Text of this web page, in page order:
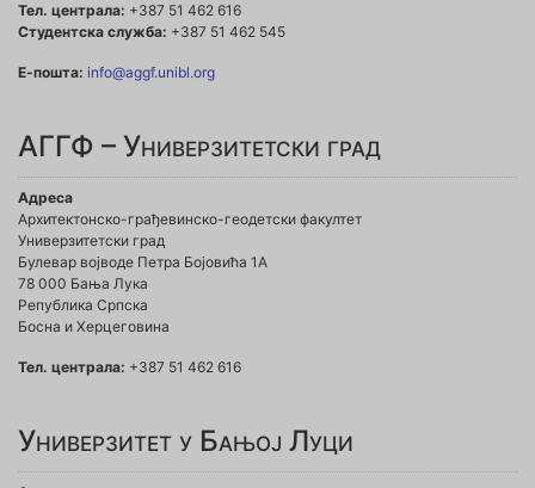
Тел. централа: +387 51 462 616
Студентска служба: +387 51 462 545
Е-пошта: info@aggf.unibl.org
АГГФ – Универзитетски град
Адреса
Архитектонско-грађевинско-геодетски факултет
Универзитетски град
Булевар војводе Петра Бојовића 1A
78 000 Бања Лука
Република Српска
Босна и Херцеговина
Тел. централа: +387 51 462 616
Универзитет у Бањој Луци